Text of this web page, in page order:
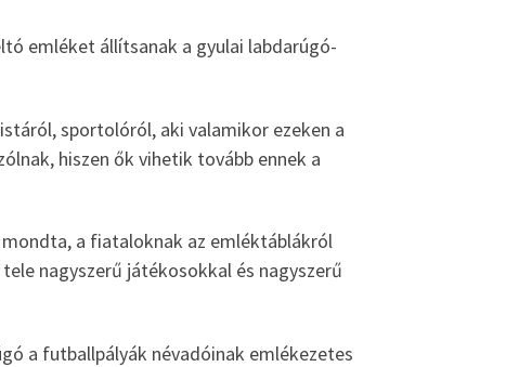
emléket állítsanak a gyulai labdarúgó-
sportolóról, aki valamikor ezeken a
hiszen ők vihetik tovább ennek a
a fiataloknak az emléktáblákról
nagyszerű játékosokkal és nagyszerű
a futballpályák névadóinak emlékezetes